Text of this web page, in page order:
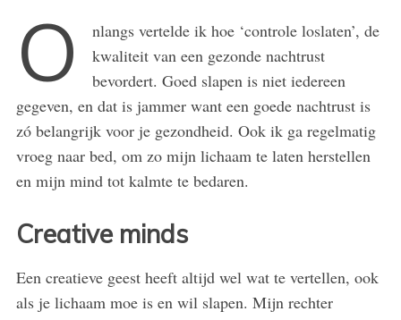
O
nlangs vertelde ik hoe ‘controle loslaten’, de
kwaliteit van een gezonde nachtrust
bevordert. Goed slapen is niet iedereen
gegeven, en dat is jammer want een goede nachtrust is
zó belangrijk voor je gezondheid. Ook ik ga regelmatig
vroeg naar bed, om zo mijn lichaam te laten herstellen
en mijn mind tot kalmte te bedaren.
Creative minds
Een creatieve geest heeft altijd wel wat te vertellen, ook
als je lichaam moe is en wil slapen. Mijn rechter